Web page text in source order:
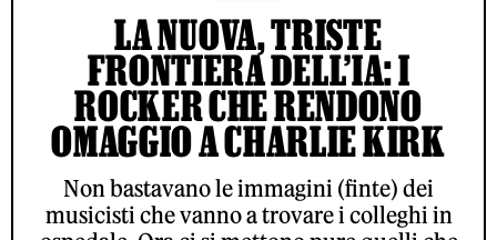
LA NUOVA, TRISTE
FRONTIERA DELL’IA: I
ROCKER CHE RENDONO
OMAGGIO A CHARLIE KIRK
Non bastavano le immagini (finte) dei
musicisti che vanno a trovare i colleghi in